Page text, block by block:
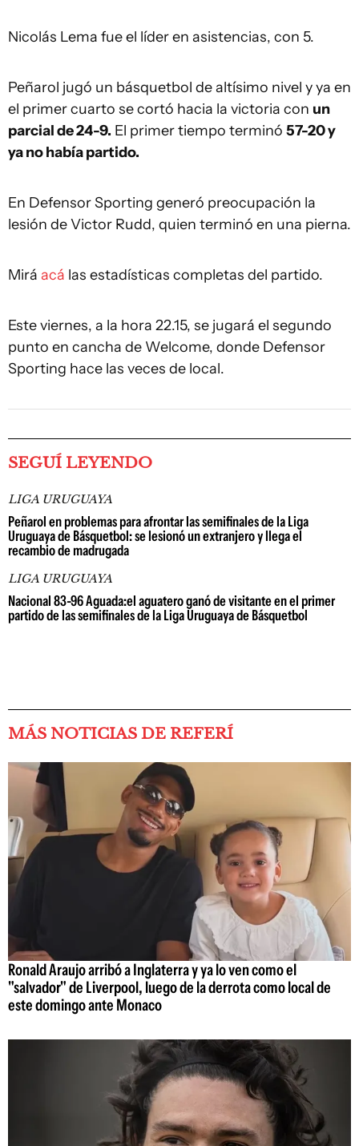
Nicolás Lema fue el líder en asistencias, con 5.
Peñarol jugó un básquetbol de altísimo nivel y ya en
el primer cuarto se cortó hacia la victoria con un
parcial de 24-9. El primer tiempo terminó 57-20 y
ya no había partido.
En Defensor Sporting generó preocupación la
lesión de Victor Rudd, quien terminó en una pierna.
Mirá acá las estadísticas completas del partido.
Este viernes, a la hora 22.15, se jugará el segundo
punto en cancha de Welcome, donde Defensor
Sporting hace las veces de local.
SEGUÍ LEYENDO
LIGA URUGUAYA
Peñarol en problemas para afrontar las semifinales de la Liga
Uruguaya de Básquetbol: se lesionó un extranjero y llega el
recambio de madrugada
LIGA URUGUAYA
Nacional 83-96 Aguada:el aguatero ganó de visitante en el primer
partido de las semifinales de la Liga Uruguaya de Básquetbol
MÁS NOTICIAS DE REFERÍ
Ronald Araujo arribó a Inglaterra y ya lo ven como el
"salvador" de Liverpool, luego de la derrota como local de
este domingo ante Monaco